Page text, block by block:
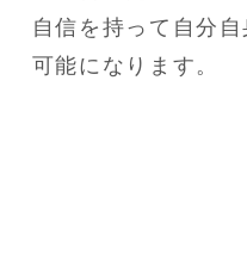
自信を持って自分
可能になります。